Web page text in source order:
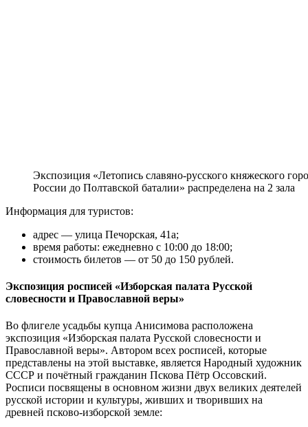
Экспозиция «Летопись славяно-русского княжеского
России до Полтавской баталии» распределена на 2 зала
Информация для туристов:
адрес — улица Печорская, 41а;
время работы: ежедневно с 10:00 до 18:00;
стоимость билетов — от 50 до 150 рублей.
Экспозиция росписей «Изборская палата Русской
словесности и Православной веры»
Во флигеле усадьбы купца Анисимова расположена
экспозиция «Изборская палата Русской словесности и
Православной веры». Автором всех росписей, которые
представлены на этой выставке, является Народный художник
СССР и почётный гражданин Пскова Пётр Оссовский.
Росписи посвящены в основном жизни двух великих деятелей
русской истории и культуры, живших и творивших на
древней псково-изборской земле: